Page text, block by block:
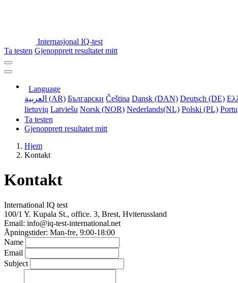
Internasjonal IQ-test
Ta testen Gjenopprett resultatet mitt
Language
العربية (AR) Български Čeština Dansk (DAN) Deutsch (DE)
lietuvių Latviešu Norsk (NOR) Nederlands(NL) Polski (PL)
Ta testen
Gjenopprett resultatet mitt
Hjem
Kontakt
Kontakt
International IQ test
100/1 Y. Kupala St., office. 3, Brest, Hviterussland
Email: info@iq-test-international.net
Åpningstider: Man-fre, 9:00-18:00
Name
Email
Subject